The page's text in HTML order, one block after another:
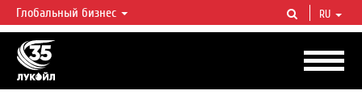
ЛУКОЙЛ СЕГОДНЯ
ЛУКОЙЛ — одна из крупнейших вертикально интегрированных
нефтегазовых компаний в мире, на долю которой приходится более 2%
мировой добычи нефти и около 1% доказанных запасов углеводородов.
Глобальный бизнес RU